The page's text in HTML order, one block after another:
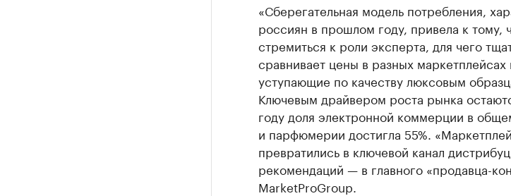
«Сберегательная модель потребления,
россиян в прошлом году, привела к тому,
стремиться к роли эксперта, для чего
сравнивает цены в разных
уступающие по качеству люксовым
Ключевым драйвером роста рынка
году доля электронной коммерции в
и парфюмерии достигла 55%.
превратились в ключевой канал
рекомендаций — в главного «продавца-
MarketProGroup.